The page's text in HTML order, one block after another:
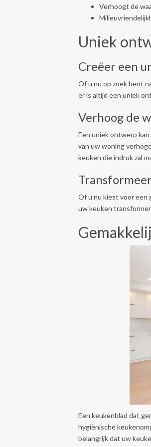
Verhoogt de
Uniek
Creëer een
Of u nu op zoek bent
er is altijd een uniek
Verhoog de
Een uniek ontwerp
van uw woning
keuken die indruk zal
Of u nu kiest voor een
uw keuken
Een keukenblad dat
hygiënische
belangrijk dat uw